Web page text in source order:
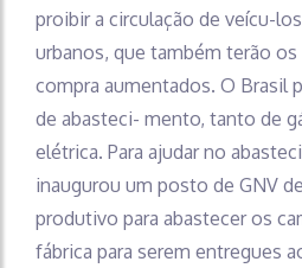
proibir a circulação de veícu-
urbanos, que também terão
compra aumentados. O Brasil
de abasteci- mento, tanto de
elétrica. Para ajudar no
inaugurou um posto de GNV
produtivo para abastecer os
fábrica para serem entregues